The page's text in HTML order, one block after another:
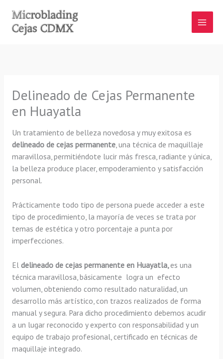
contenido
Delineado de Cejas Permanente
en Huayatla
Un tratamiento de belleza novedosa y muy exitosa es
delineado de cejas permanente, una técnica de maquillaje
maravillosa, permitiéndote lucir más fresca, radiante y única,
la belleza produce placer, empoderamiento y satisfacción
personal.
Prácticamente todo tipo de persona puede acceder a este
tipo de procedimiento, la mayoría de veces se trata por
temas de estética y otro porcentaje a punta por
imperfecciones.
El delineado de cejas permanente en Huayatla, es una
técnica maravillosa, básicamente logra un efecto
volumen, obteniendo como resultado naturalidad, un
desarrollo más artístico, con trazos realizados de forma
manual y segura. Para dicho procedimiento debemos acudir
a un lugar reconocido y experto con responsabilidad y un
equipo de trabajo profesional, certificado en técnicas de
maquillaje integrado.